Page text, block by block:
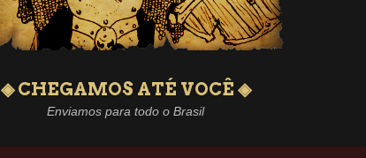
◈ CHEGAMOS ATÉ VOCÊ ◈
Enviamos para todo o Brasil